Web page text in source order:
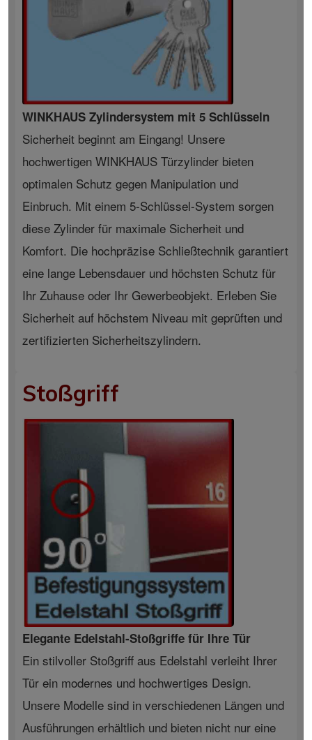
WINKHAUS Zylindersystem mit 5 Schlüsseln
Sicherheit beginnt am Eingang! Unsere
hochwertigen WINKHAUS Türzylinder bieten
optimalen Schutz gegen Manipulation und
Einbruch. Mit einem 5-Schlüssel-System sorgen
diese Zylinder für maximale Sicherheit und
Komfort. Die hochpräzise Schließtechnik garantiert
eine lange Lebensdauer und höchsten Schutz für
Ihr Zuhause oder Ihr Gewerbeobjekt. Erleben Sie
Sicherheit auf höchstem Niveau mit geprüften und
zertifizierten Sicherheitszylindern.
Stoßgriff
Elegante Edelstahl-Stoßgriffe für Ihre Tür
Ein stilvoller Stoßgriff aus Edelstahl verleiht Ihrer
Tür ein modernes und hochwertiges Design.
Unsere Modelle sind in verschiedenen Längen und
Ausführungen erhältlich und bieten nicht nur eine